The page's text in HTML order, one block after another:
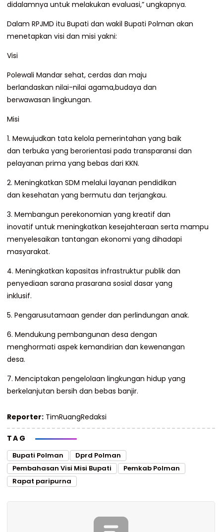
didalamnya untuk melakukan evaluasi,” ungkapnya.
Dalam RPJMD itu Bupati dan wakil Bupati Polman akan
menetapkan visi dan misi yakni:
Visi
Polewali Mandar sehat, cerdas dan maju
berlandaskan nilai-nilai agama,budaya dan
berwawasan lingkungan.
Misi
1. Mewujudkan tata kelola pemerintahan yang baik
dan terbuka yang berorientasi pada transparansi dan
pelayanan prima yang bebas dari KKN.
2. Meningkatkan SDM melalui layanan pendidikan
dan kesehatan yang bermutu dan terjangkau.
3. Membangun perekonomian yang kreatif dan
inovatif untuk meningkatkan kesejahteraan serta mampu
menyelesaikan tantangan ekonomi yang dihadapi
masyarakat.
4. Meningkatkan kapasitas infrastruktur publik dan
penyediaan sarana prasarana sosial dasar yang
inklusif.
5. Pengarusutamaan gender dan perlindungan anak.
6. Mendukung pembangunan desa dengan
menghormati aspek kemandirian dan kewenangan
desa.
7. Menciptakan pengelolaan lingkungan hidup yang
berkelanjutan bersih dan bebas banjir.
Reporter: TimRuangRedaksi
TAG
Bupati Polman
Dprd Polman
Pembahasan Visi Misi Bupati
Pemkab Polman
Rapat paripurna